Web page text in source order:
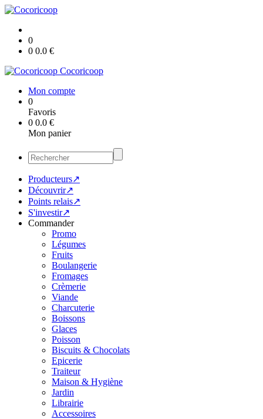
0
0 0.0 €
Cocoricoop
Mon compte
0
Favoris
0 0.0 €
Mon panier
Producteurs↗
Découvrir↗
Points relais↗
S'investir↗
Commander
Promo
Légumes
Fruits
Boulangerie
Fromages
Crèmerie
Viande
Charcuterie
Boissons
Glaces
Poisson
Biscuits & Chocolats
Epicerie
Traiteur
Maison & Hygiène
Jardin
Librairie
Accessoires